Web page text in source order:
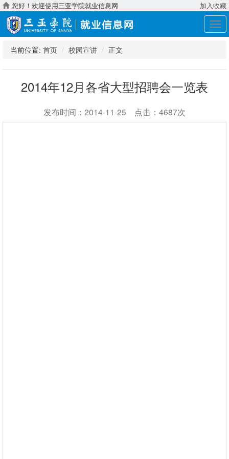
您好！欢迎使用三亚学院就业信息网 加入收藏
展
开
当前位置: 首页 校园宣讲 正文
2014年12月各省大型招聘会一览表
发布时间：2014-11-25 点击：4687次